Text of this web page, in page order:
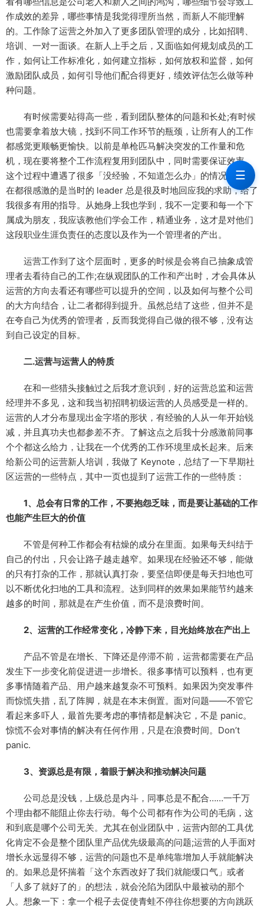
作成效的差异，哪些事情是我觉得理所当然，而新人不能理解
的。工作除了运营之外加入了更多团队管理的成分，比如招聘、
培训、一对一面谈。在新人上手之后，又面临如何规划成员的工
作，如何让工作标准化，如何建立指标，如何放权和监督，如何
激励团队成员，如何引导他们配合得更好，绩效评估怎么做等种
种问题。
有时候需要站得高一些，看到团队整体的问题和长处;有时候
也需要拿着放大镜，找到不同工作环节的瓶颈，让所有人的工作
都感觉更顺畅更愉快。以前是单枪匹马解决突发的工作量和危
机，现在要将整个工作流程复用到团队中，同时需要保证效率。
这个过程中遭遇了很多「没经验，不知道怎么办」的情况，到现
在都很感激的是当时的 leader 总是很及时地回应我的求助，给了
我很多有用的指导。从她身上我也学到，我不一定要和每一个下
属成为朋友，我应该教他们学会工作，精通业务，这才是对他们
这段职业生涯负责任的态度以及作为一个管理者的产出。
运营工作到了这个层面时，更多的时候是会将自己抽象成管
理者去看待自己的工作;在纵观团队的工作和产出时，才会具体从
运营的方向去看还有哪些可以提升的空间，以及如何与整个公司
的大方向结合，让二者都得到提升。虽然总结了这些，但并不是
在夸自己为优秀的管理者，反而我觉得自己做的很不够，没有达
到自己设定的目标。
二.运营与运营人的特质
在和一些猎头接触过之后我才意识到，好的运营总监和运营
经理并不多见，这和我当初招聘初级运营的人员感受是一样的。
运营的人才分布显现出金字塔的形状，有经验的人从一年开始锐
减，并且真功夫也都参差不齐。了解这点之后我十分感激前同事
个个都这么给力，让我在一个优秀的工作环境里成长起来。后来
给新公司的运营新人培训，我做了 Keynote，总结了一下早期社
区运营的一些特点，其中一页也提到了运营工作的一些特质：
1、总会有日常的工作，不要抱怨乏味，而是要让基础的工作
也能产生巨大的价值
不管是何种工作都会有枯燥的成分在里面。如果每天纠结于
自己的付出，只会让路子越走越窄。如果现在经验还不够，能做
的只有打杂的工作，那就认真打杂，要坚信即便是每天扫地也可
以不断优化扫地的工具和流程。达到同样的效果如果能节约越来
越多的时间，那就是在产生价值，而不是浪费时间。
2、运营的工作经常变化，冷静下来，目光始终放在产出上
产品不管是在增长、下降还是停滞不前，运营都需要在产品
发生下一步变化前促进进一步增长。很多事情可以预料，也有更
多事情随着产品、用户越来越复杂不可预料。如果因为突发事件
而惊慌失措，乱了阵脚，就是在本末倒置。面对问题——不管它
看起来多吓人，最首先要考虑的事情都是解决它，不是 panic。
惊慌不会对事情的解决有任何作用，只是在浪费时间。Don’t
panic.
3、资源总是有限，着眼于解决和推动解决问题
公司总是没钱，上级总是内斗，同事总是不配合……一千万
个理由都不能阻止你去行动。每个公司都有作为公司的毛病，这
和到底是哪个公司无关。尤其在创业团队中，运营内部的工具优
化肯定不会是整个团队里产品优先级最高的问题;运营的人手面对
增长永远显得不够，运营的问题也不是单纯靠增加人手就能解决
的。如果总是怀揣着「这个东西改好了我们就能缓口气」或者
「人多了就好了的」的想法，就会沦陷为团队中最被动的那个
人。想象一下：拿一个棍子去促使青蛙不停往你想要的方向跳跃
☰